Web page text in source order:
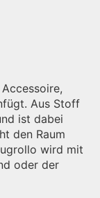
Aus Stoff
ist dabei
den Raum
wird mit
oder der